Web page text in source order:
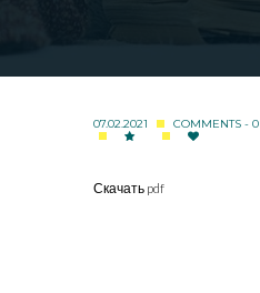
07.02.2021 COMMENTS - 0
Скачать pdf